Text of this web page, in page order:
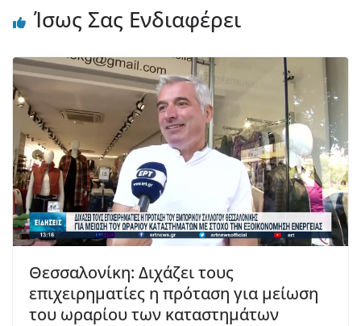
Ίσως Σας Ενδιαφέρει
Θεσσαλονίκη: Διχάζει τους
επιχειρηματίες η πρόταση για μείωση
του ωραρίου των καταστημάτων